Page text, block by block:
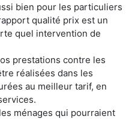
bien pour les particuliers
qualité prix est un
quel intervention de
prestations contre les
réalisées dans les
au meilleur tarif, en
ménages qui pourraient